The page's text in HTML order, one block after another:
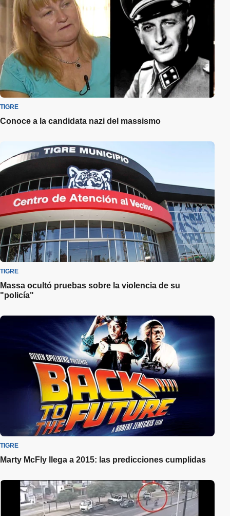
TIGRE
Conoce a la candidata nazi del massismo
TIGRE
Massa ocultó pruebas sobre la violencia de su
"policía"
TIGRE
Marty McFly llega a 2015: las predicciones cumplidas